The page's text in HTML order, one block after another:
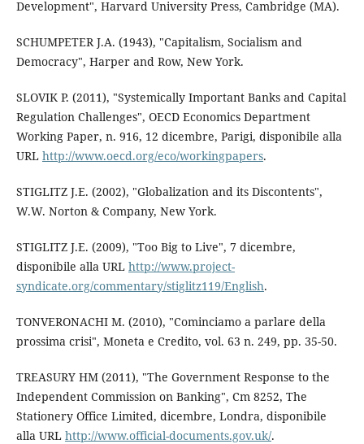
Development", Harvard University Press, Cambridge (MA).
SCHUMPETER J.A. (1943), "Capitalism, Socialism and
Democracy", Harper and Row, New York.
SLOVIK P. (2011), "Systemically Important Banks and Capital
Regulation Challenges", OECD Economics Department
Working Paper, n. 916, 12 dicembre, Parigi, disponibile alla
URL http://www.oecd.org/eco/workingpapers.
STIGLITZ J.E. (2002), "Globalization and its Discontents",
W.W. Norton & Company, New York.
STIGLITZ J.E. (2009), "Too Big to Live", 7 dicembre,
disponibile alla URL http://www.project-
syndicate.org/commentary/stiglitz119/English.
TONVERONACHI M. (2010), "Cominciamo a parlare della
prossima crisi", Moneta e Credito, vol. 63 n. 249, pp. 35-50.
TREASURY HM (2011), "The Government Response to the
Independent Commission on Banking", Cm 8252, The
Stationery Office Limited, dicembre, Londra, disponibile
alla URL http://www.official-documents.gov.uk/.